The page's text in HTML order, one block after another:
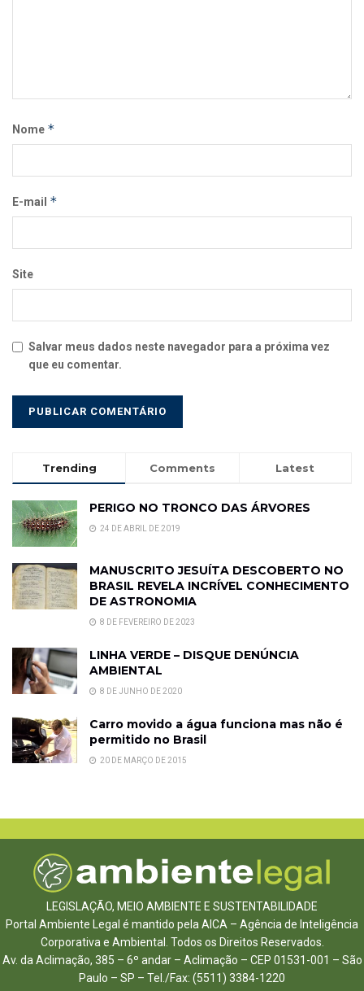
Nome *
E-mail *
Site
Salvar meus dados neste navegador para a próxima vez
que eu comentar.
Trending Comments Latest
PERIGO NO TRONCO DAS ÁRVORES
24 DE ABRIL DE 2019
MANUSCRITO JESUÍTA DESCOBERTO NO
BRASIL REVELA INCRÍVEL CONHECIMENTO
DE ASTRONOMIA
8 DE FEVEREIRO DE 2023
LINHA VERDE – DISQUE DENÚNCIA
AMBIENTAL
8 DE JUNHO DE 2020
Carro movido a água funciona mas não é
permitido no Brasil
20 DE MARÇO DE 2015
LEGISLAÇÃO, MEIO AMBIENTE E SUSTENTABILIDADE
Portal Ambiente Legal é mantido pela AICA – Agência de Inteligência
Corporativa e Ambiental. Todos os Direitos Reservados.
Av. da Aclimação, 385 – 6º andar – Aclimação – CEP 01531-001 – São
Paulo – SP – Tel./Fax: (5511) 3384-1220